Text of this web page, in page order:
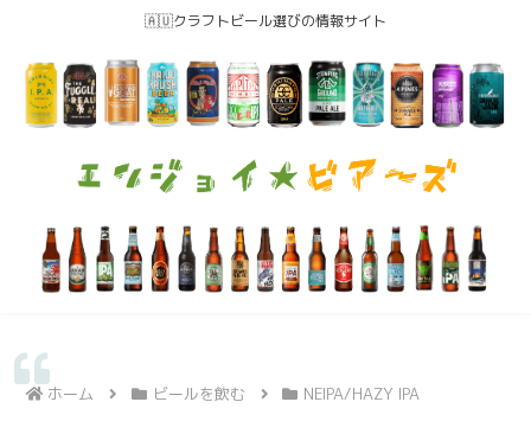
🇦🇺クラフトビール選びの情報サイト
ホーム ビールを飲む NEIPA/HAZY IPA